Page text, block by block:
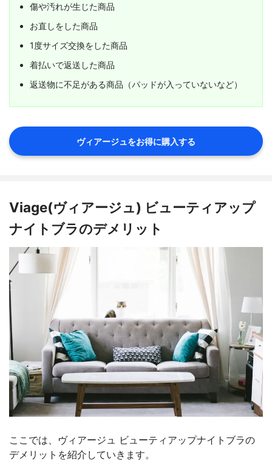
傷や汚れが生じた商品
お直しをした商品
1度サイズ交換をした商品
着払いで返送した商品
返送物に不足がある商品（パッドが入っていないなど）
ヴィアージュをお得に購入する
Viage(ヴィアージュ) ビューティアップ
ナイトブラのデメリット
ここでは、ヴィアージュ ビューティアップナイトブラの
デメリットを紹介していきます。